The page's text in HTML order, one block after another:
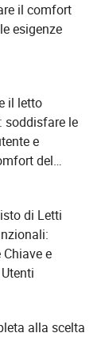
il comfort
esigenze
il letto
soddisfare le
e
del
di Letti
e
alla scelta